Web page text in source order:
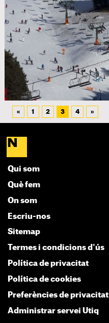
« 1 2 3 4 »
Qui som
Què fem
On som
Escriu-nos
Sitemap
Termes i condicions d'ús
Política de privacitat
Política de cookies
Preferències de privacitat
Administrar servei Utiq